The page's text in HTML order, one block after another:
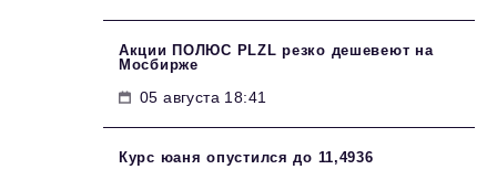
Акции ПОЛЮС PLZL резко дешевеют на
Мосбирже
05 августа 18:41
Курс юаня опустился до 11,4936